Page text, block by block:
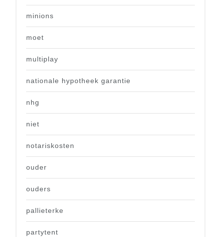
minions
moet
multiplay
nationale hypotheek garantie
nhg
niet
notariskosten
ouder
ouders
pallieterke
partytent